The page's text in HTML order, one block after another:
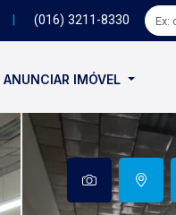
(016) 3211-8330
ANUNCIAR IMÓVEL